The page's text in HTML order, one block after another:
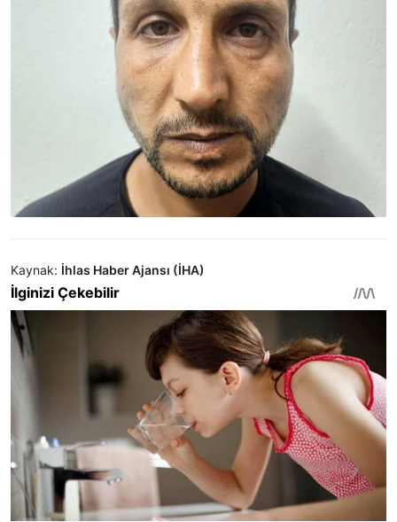
Kaynak: İhlas Haber Ajansı (İHA)